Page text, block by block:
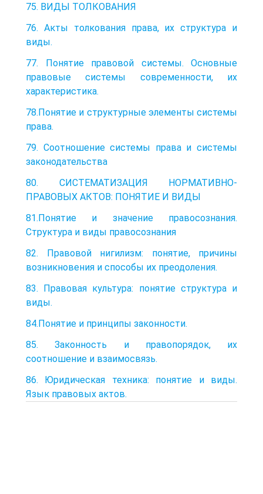
75. ВИДЫ ТОЛКОВАНИЯ
76. Акты толкования права, их структура и
виды.
77. Понятие правовой системы. Основные
правовые системы современности, их
характеристика.
78.Понятие и структурные элементы системы
права.
79. Соотношение системы права и системы
законодательства
80. СИСТЕМАТИЗАЦИЯ НОРМАТИВНО-
ПРАВОВЫХ АКТОВ: ПОНЯТИЕ И ВИДЫ
81.Понятие и значение правосознания.
Структура и виды правосознания
82. Правовой нигилизм: понятие, причины
возникновения и способы их преодоления.
83. Правовая культура: понятие структура и
виды.
84.Понятие и принципы законности.
85. Законность и правопорядок, их
соотношение и взаимосвязь.
86. Юридическая техника: понятие и виды.
Язык правовых актов.